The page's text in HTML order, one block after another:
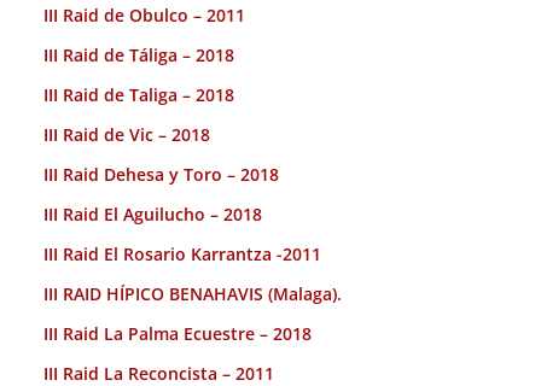
III Raid de Obulco – 2011
III Raid de Táliga – 2018
III Raid de Taliga – 2018
III Raid de Vic – 2018
III Raid Dehesa y Toro – 2018
III Raid El Aguilucho – 2018
III Raid El Rosario Karrantza -2011
III RAID HÍPICO BENAHAVIS (Malaga).
III Raid La Palma Ecuestre – 2018
III Raid La Reconcista – 2011